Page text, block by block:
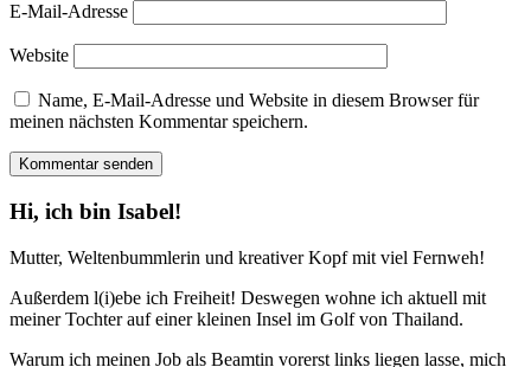
E-Mail-Adresse
Website
Name, E-Mail-Adresse und Website in diesem Browser für
meinen nächsten Kommentar speichern.
Hi, ich bin Isabel!
Mutter, Weltenbummlerin und kreativer Kopf mit viel Fernweh!
Außerdem l(i)ebe ich Freiheit! Deswegen wohne ich aktuell mit
meiner Tochter auf einer kleinen Insel im Golf von Thailand.
Warum ich meinen Job als Beamtin vorerst links liegen lasse, mich